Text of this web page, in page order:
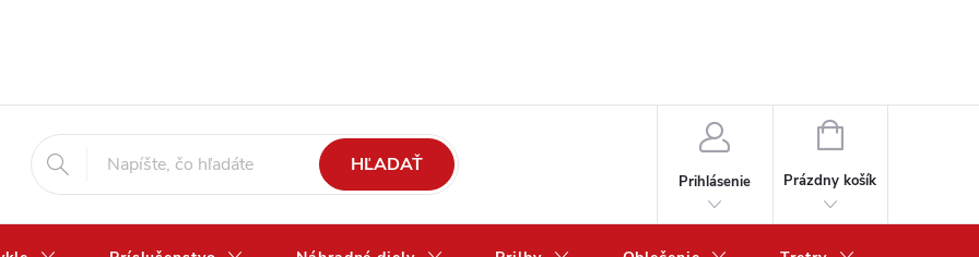
HĽADAŤ
Prihlásenie
NÁKUPNÝ
Prázdny košík